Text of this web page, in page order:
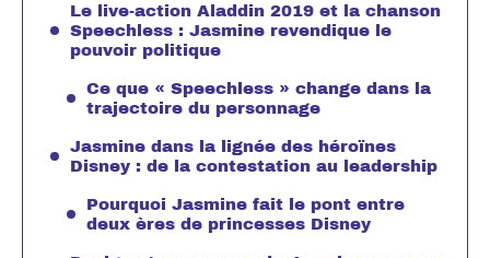
Le live-action Aladdin 2019 et la chanson
Speechless : Jasmine revendique le
pouvoir politique
Ce que « Speechless » change dans la
trajectoire du personnage
Jasmine dans la lignée des héroïnes
Disney : de la contestation au leadership
Pourquoi Jasmine fait le pont entre
deux ères de princesses Disney